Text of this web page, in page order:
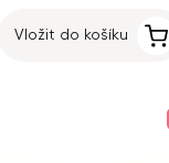
Vložit do košíku